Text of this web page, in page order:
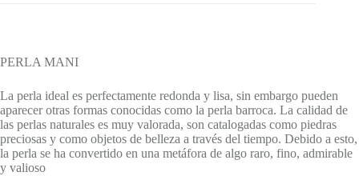
PERLA MANI
La perla ideal es perfectamente redonda y lisa, sin embargo pueden
aparecer otras formas conocidas como la perla barroca. La calidad de
las perlas naturales es muy valorada, son catalogadas como piedras
preciosas y como objetos de belleza a través del tiempo. Debido a esto,
la perla se ha convertido en una metáfora de algo raro, fino, admirable
y valioso